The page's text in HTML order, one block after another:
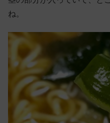
ね。